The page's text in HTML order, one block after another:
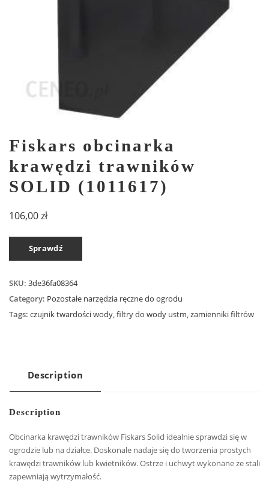
Fiskars obcinarka
krawędzi trawników
SOLID (1011617)
106,00zł
Sprawdź
SKU: 3de36fa08364
Category: Pozostałe narzędzia ręczne do ogrodu
Tags: czujnik twardości wody,filtry do wody ustm,zamienniki filtrów
Description
Description
Obcinarka krawędzi trawników Fiskars Solid idealnie sprawdzi się w
ogrodzie lub na działce. Doskonale nadaje się do tworzenia prostych
krawędzi trawników lub kwietników. Ostrze i uchwyt wykonane ze stali
zapewniają wytrzymałość.